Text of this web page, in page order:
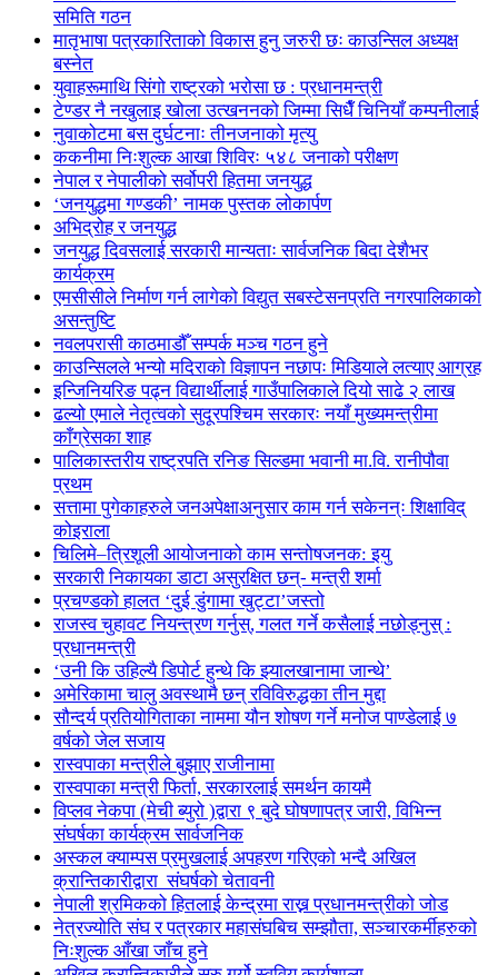
समिति गठन
मातृभाषा पत्रकारिताको विकास हुनु जरुरी छः काउन्सिल अध्यक्ष
बस्नेत
युवाहरूमाथि सिंगो राष्ट्रको भरोसा छ : प्रधानमन्त्री
टेण्डर नै नखुलाइ खोला उत्खननको जिम्मा सिधैँ चिनियाँ कम्पनीलाई
नुवाकोटमा बस दुर्घटनाः तीनजनाको मृत्यु
ककनीमा निःशुल्क आखा शिविरः ५४८ जनाको परीक्षण
नेपाल र नेपालीको सर्वोपरी हितमा जनयुद्ध
‘जनयुद्धमा गण्डकी’ नामक पुस्तक लोकार्पण
अभिद्रोह र जनयुद्ध
जनयुद्ध दिवसलाई सरकारी मान्यताः सार्वजनिक बिदा देशैभर
कार्यक्रम
एमसीसीले निर्माण गर्न लागेको विद्युत सबस्टेसनप्रति नगरपालिकाको
असन्तुष्टि
नवलपरासी काठमाडौँ सम्पर्क मञ्च गठन हुने
काउन्सिलले भन्यो मदिराको विज्ञापन नछापः मिडियाले लत्याए आग्रह
इन्जिनियरिङ पढ्न विद्यार्थीलाई गाउँपालिकाले दियो साढे २ लाख
ढल्यो एमाले नेतृत्वको सुदूरपश्चिम सरकारः नयाँ मुख्यमन्त्रीमा
काँग्रेसका शाह
पालिकास्तरीय राष्ट्रपति रनिङ सिल्डमा भवानी मा.वि. रानीपौवा
प्रथम
सत्तामा पुगेकाहरुले जनअपेक्षाअनुसार काम गर्न सकेनन्ः शिक्षाविद्
कोइराला
चिलिमे–त्रिशूली आयोजनाको काम सन्तोषजनक: इयु
सरकारी निकायका डाटा असुरक्षित छन्- मन्त्री शर्मा
प्रचण्डको हालत ‘दुई डुंगामा खुट्टा’जस्तो
राजस्व चुहावट नियन्त्रण गर्नुस्, गलत गर्ने कसैलाई नछोड्नुस् :
प्रधानमन्त्री
‘उनी कि उहिल्यै डिपोर्ट हुन्थे कि झ्यालखानामा जान्थे’
अमेरिकामा चालु अवस्थामै छन् रविविरुद्धका तीन मुद्दा
सौन्दर्य प्रतियोगिताका नाममा यौन शोषण गर्ने मनोज पाण्डेलाई ७
वर्षको जेल सजाय
रास्वपाका मन्त्रीले बुझाए राजीनामा
रास्वपाका मन्त्री फिर्ता, सरकारलाई समर्थन कायमै
विप्लव नेकपा (मेची ब्युरो )द्वारा ९ बुदे घोषणापत्र जारी, विभिन्न
संघर्षका कार्यक्रम सार्वजनिक
अस्कल क्याम्पस प्रमुखलाई अपहरण गरिएको भन्दै अखिल
क्रान्तिकारीद्वारा संघर्षको चेतावनी
नेपाली श्रमिकको हितलाई केन्द्रमा राख्न प्रधानमन्त्रीको जोड
नेत्रज्योति संघ र पत्रकार महासंघबिच सम्झौता, सञ्चारकर्मीहरुको
निःशुल्क आँखा जाँच हुने